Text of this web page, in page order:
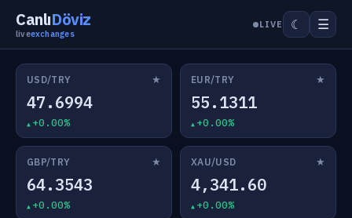
CanlıDöviz
liveexchanges
LIVE ☾ ☰
USD/TRY ★
47.6994
+0.00%
EUR/TRY ★
55.1311
+0.00%
GBP/TRY ★
64.3543
+0.00%
XAU/USD ★
4,341.60
+0.00%